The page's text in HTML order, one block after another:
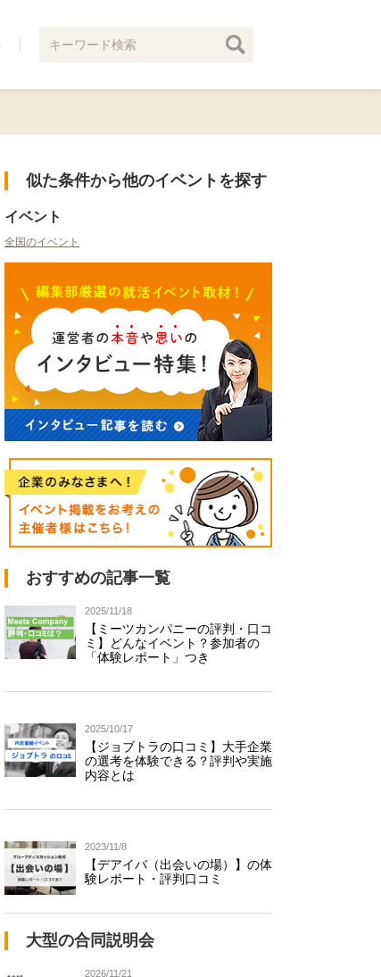
似た条件から他のイベントを探す
イベント
全国のイベント
おすすめの記事一覧
2025/11/18
【ミーツカンパニーの評判・口コ
ミ】どんなイベント？参加者の
「体験レポート」つき
2025/10/17
【ジョブトラの口コミ】大手企業
の選考を体験できる？評判や実施
内容とは
2023/11/8
【デアイバ（出会いの場）】の体
験レポート・評判口コミ
大型の合同説明会
2026/11/21